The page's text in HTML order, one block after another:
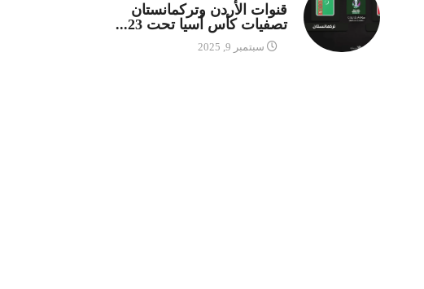
قنوات الأردن وتركمانستان
تصفيات كأس أسيا تحت 23...
سبتمبر 9, 2025